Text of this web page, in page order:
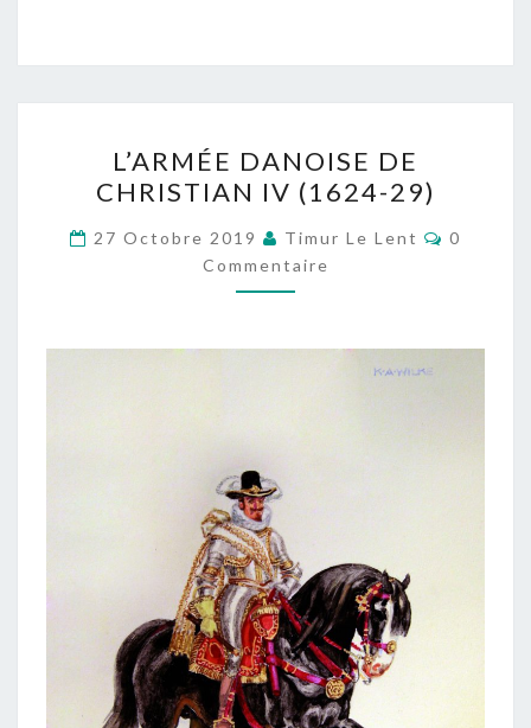
DANOISE
DE
CHRISTIAN
IV
(1624-
L’ARMÉE DANOISE DE
CHRISTIAN IV (1624-29)
27 Octobre 2019 Timur Le Lent
0
Commentaire